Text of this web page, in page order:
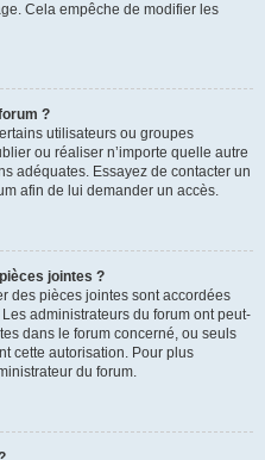
Cela empêche de modifier les
?
utilisateurs ou groupes
ou réaliser n’importe quelle autre
adéquates. Essayez de contacter un
afin de lui demander un accès.
jointes ?
des pièces jointes sont accordées
administrateurs du forum ont peut-
dans le forum concerné, ou seuls
cette autorisation. Pour plus
du forum.